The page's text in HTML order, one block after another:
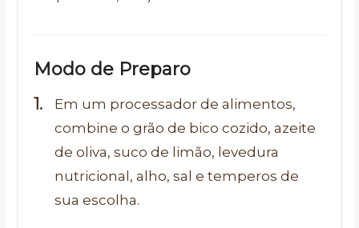
Modo de Preparo
Em um processador de alimentos,
combine o grão de bico cozido, azeite
de oliva, suco de limão, levedura
nutricional, alho, sal e temperos de
sua escolha.